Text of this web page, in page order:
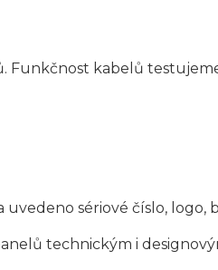
Funkčnost kabelů
sériové číslo, logo,
technickým i